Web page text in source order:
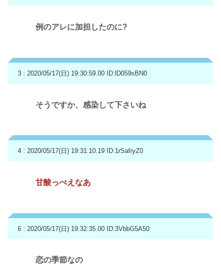
例のアレに加担したのに?
3 : 2020/05/17(日) 19:30:59.00 ID:lD059sBN0
そうですか、感染して下さいね
4 : 2020/05/17(日) 19:31:10.19 ID:1rSafryZ0
甘酸っぺえなあ
6 : 2020/05/17(日) 19:32:35.00 ID:3VbbG5A50
恋の季節なの